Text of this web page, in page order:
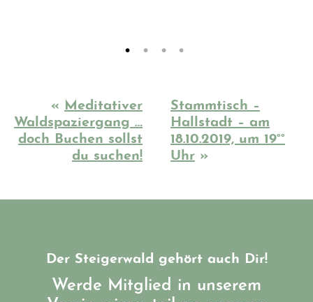
« Meditativer
Waldspaziergang …
doch Buchen sollst
du suchen!
Stammtisch –
Hallstadt – am
18.10.2019, um 19°°
Uhr »
Der Steigerwald gehört auch Dir!
Werde Mitglied in unserem